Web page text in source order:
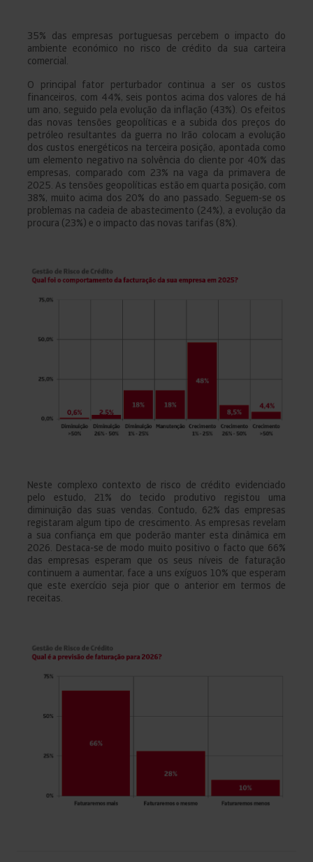
35% das empresas portuguesas percebem o impacto do
ambiente económico no risco de crédito da sua carteira
comercial.
O principal fator perturbador continua a ser os custos
financeiros, com 44%, seis pontos acima dos valores de há
um ano, seguido pela evolução da inflação (43%). Os efeitos
das novas tensões geopolíticas e a subida dos preços do
petróleo resultantes da guerra no Irão colocam a evolução
dos custos energéticos na terceira posição, apontada como
um elemento negativo na solvência do cliente por 40% das
empresas, comparado com 23% na vaga da primavera de
2025. As tensões geopolíticas estão em quarta posição, com
38%, muito acima dos 20% do ano passado. Seguem-se os
problemas na cadeia de abastecimento (24%), a evolução da
procura (23%) e o impacto das novas tarifas (8%).
Neste complexo contexto de risco de crédito evidenciado
pelo estudo, 21% do tecido produtivo registou uma
diminuição das suas vendas. Contudo, 62% das empresas
registaram algum tipo de crescimento. As empresas revelam
a sua confiança em que poderão manter esta dinâmica em
2026. Destaca-se de modo muito positivo o facto que 66%
das empresas esperam que os seus níveis de faturação
continuem a aumentar, face a uns exíguos 10% que esperam
que este exercício seja pior que o anterior em termos de
receitas.